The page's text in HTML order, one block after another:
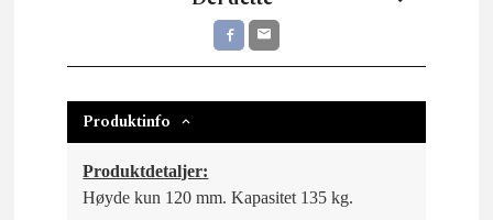
Produktinfo
Produktdetaljer:
Høyde kun 120 mm. Kapasitet 135 kg.